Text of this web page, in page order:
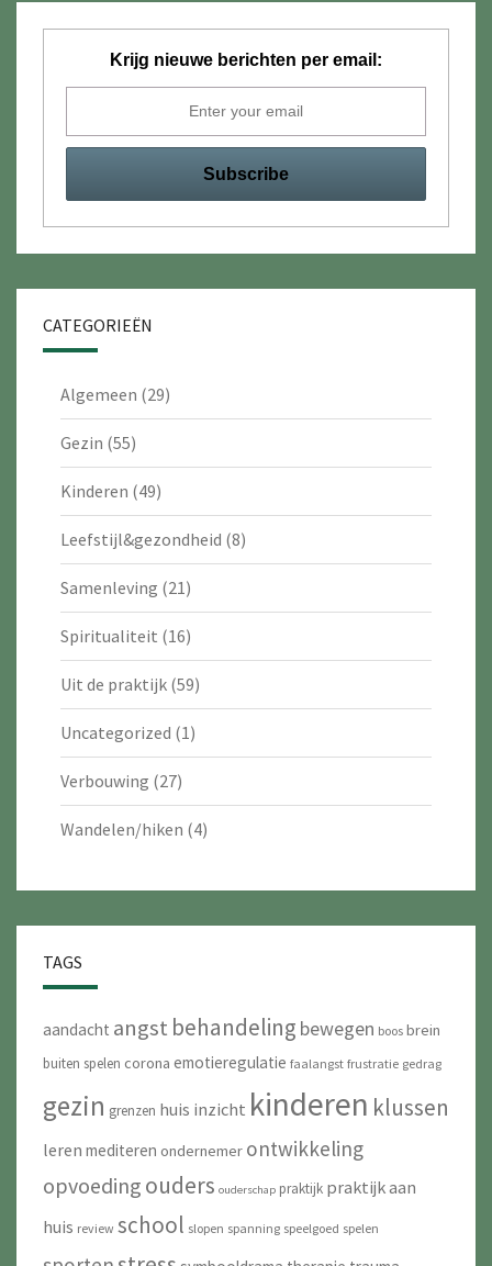
Krijg nieuwe berichten per email:
CATEGORIEËN
Algemeen (29)
Gezin (55)
Kinderen (49)
Leefstijl&gezondheid (8)
Samenleving (21)
Spiritualiteit (16)
Uit de praktijk (59)
Uncategorized (1)
Verbouwing (27)
Wandelen/hiken (4)
TAGS
aandacht angst behandeling bewegen boos brein
buiten spelen corona emotieregulatie faalangst frustratie gedrag
gezin grenzen huis inzicht kinderen klussen
leren mediteren ondernemer ontwikkeling
opvoeding ouders ouderschap praktijk praktijk aan
huis review school slopen spanning speelgoed spelen